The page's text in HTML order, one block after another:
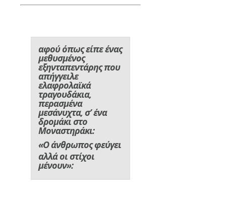
αφού όπως είπε ένας
μεθυσμένος
εξηνταπεντάρης που
απήγγειλε
ελαφρολαϊκά
τραγουδάκια,
περασμένα
μεσάνυχτα, σ’ ένα
δρομάκι στο
Μοναστηράκι:
«Ο άνθρωπος φεύγει
αλλά οι στίχοι
μένουν»: